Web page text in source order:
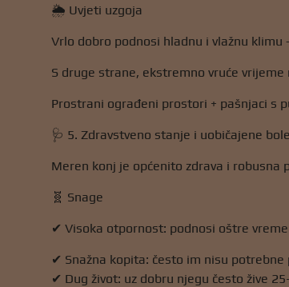
🌦️ Uvjeti uzgoja
Vrlo dobro podnosi hladnu i vlažnu klimu
S druge strane, ekstremno vruće
Prostrani ograđeni prostori + pašnjaci s
🩺 5. Zdravstveno stanje i uobičajene
Meren konj je općenito zdrava i robusna
🧬 Snage
✔ Visoka otpornost: podnosi oštre
✔ Snažna kopita: često im nisu
✔ Dug život: uz dobru njegu često žive